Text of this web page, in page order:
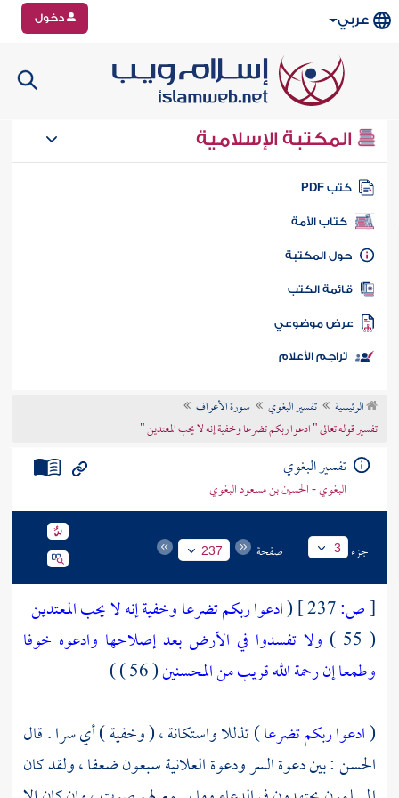
عربي دخول
المكتبة الإسلامية
كتب PDF
كتاب الأمة
المكتبة
الكتب
موضوعي
تراجم الأعلام
الرئيسية تفسير البغوي
سورة الأعراف
تفسير قوله تعالى " ادعوا ربكم تضرعا وخفية إنه لا يحب المعتدين "
تفسير البغوي
البغوي - الحسين بن مسعود البغوي
جزء 3 صفحة 237
[ص: (ادعوا ربكم تضرعا وخفية إنه لا يحب المعتدين
( 55 )
ولا تفسدوا في الأرض بعد إصلاحها وادعوه خوفا
وطمعا إن رحمة الله قريب من المحسنين( 56 ) )
(ادعوا ربكم تضرعا) تذللا واستكانة ، ( وخفية ) أي سرا . قال
الحسن: بين دعوة السر ودعوة العلانية سبعون ضعفا ، ولقد كان